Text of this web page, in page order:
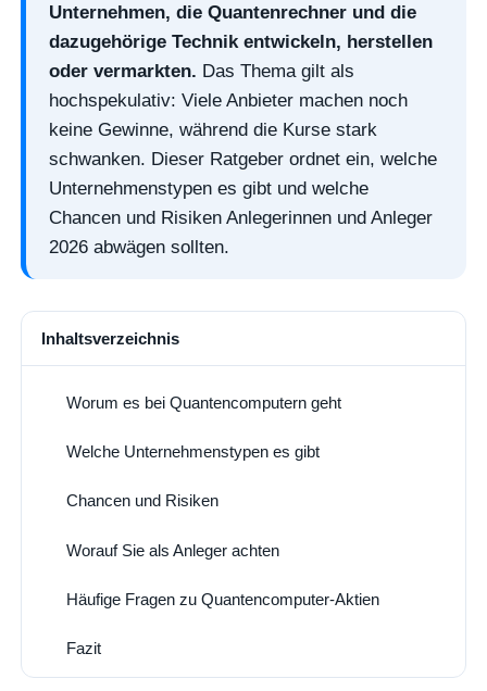
Unternehmen, die Quantenrechner und die
dazugehörige Technik entwickeln, herstellen
oder vermarkten. Das Thema gilt als
hochspekulativ: Viele Anbieter machen noch
keine Gewinne, während die Kurse stark
schwanken. Dieser Ratgeber ordnet ein, welche
Unternehmenstypen es gibt und welche
Chancen und Risiken Anlegerinnen und Anleger
2026 abwägen sollten.
Inhaltsverzeichnis
Worum es bei Quantencomputern geht
Welche Unternehmenstypen es gibt
Chancen und Risiken
Worauf Sie als Anleger achten
Häufige Fragen zu Quantencomputer-Aktien
Fazit